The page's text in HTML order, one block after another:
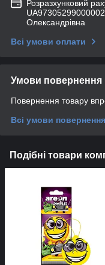
Розразхунковий
Олександрівна
Всі умови оплати
Умови повернення
Повернення товару
Всі умови повернення
Подібні товари